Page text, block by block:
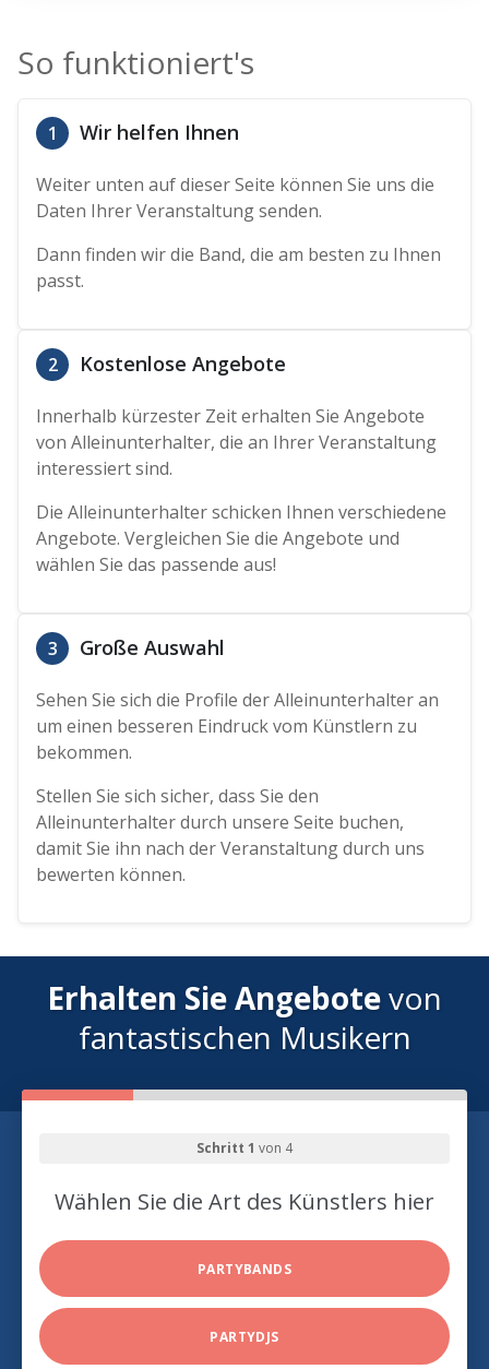
So funktioniert's
1 Wir helfen Ihnen
Weiter unten auf dieser Seite können Sie uns die
Daten Ihrer Veranstaltung senden.
Dann finden wir die Band, die am besten zu Ihnen
passt.
2 Kostenlose Angebote
Innerhalb kürzester Zeit erhalten Sie Angebote
von Alleinunterhalter, die an Ihrer Veranstaltung
interessiert sind.
Die Alleinunterhalter schicken Ihnen verschiedene
Angebote. Vergleichen Sie die Angebote und
wählen Sie das passende aus!
3 Große Auswahl
Sehen Sie sich die Profile der Alleinunterhalter an
um einen besseren Eindruck vom Künstlern zu
bekommen.
Stellen Sie sich sicher, dass Sie den
Alleinunterhalter durch unsere Seite buchen,
damit Sie ihn nach der Veranstaltung durch uns
bewerten können.
Erhalten Sie Angebotevon
fantastischen Musikern
Schritt 1 von 4
Wählen Sie die Art des Künstlers hier
PARTYBANDS
PARTYDJS